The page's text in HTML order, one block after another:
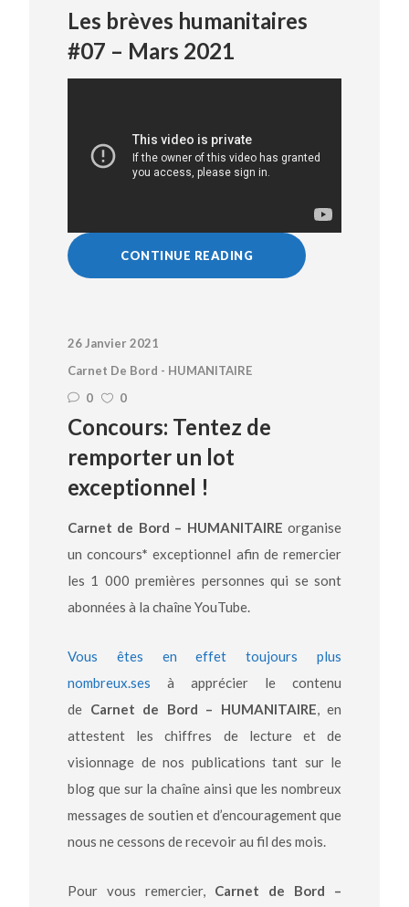
Les brèves humanitaires
#07 – Mars 2021
CONTINUE READING
26 Janvier 2021
Carnet De Bord - HUMANITAIRE
0
0
Concours: Tentez de
remporter un lot
exceptionnel !
Carnet de Bord – HUMANITAIRE organise
un concours* exceptionnel afin de remercier
les 1 000 premières personnes qui se sont
abonnées à la chaîne YouTube.
Vous êtes en effet toujours plus
nombreux.ses à apprécier le contenu
de Carnet de Bord – HUMANITAIRE, en
attestent les chiffres de lecture et de
visionnage de nos publications tant sur le
blog que sur la chaîne ainsi que les nombreux
messages de soutien et d’encouragement que
nous ne cessons de recevoir au fil des mois.
Pour vous remercier, Carnet de Bord –